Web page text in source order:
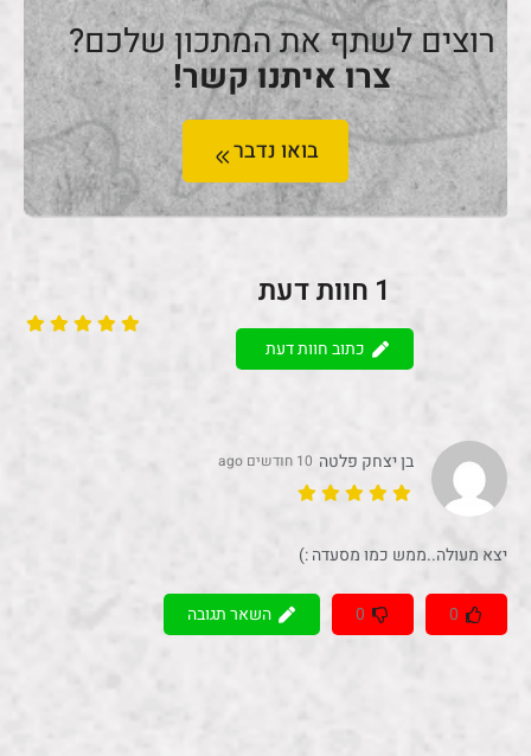
רוצים לשתף את המתכון שלכם?
צרו איתנו קשר!
בואו נדבר
1 חוות דעת
כתוב חוות דעת
בן יצחק פלטה 10 חודשים ago
יצא מעולה..ממש כמו מסעדה :)
0
0 השאר תגובה